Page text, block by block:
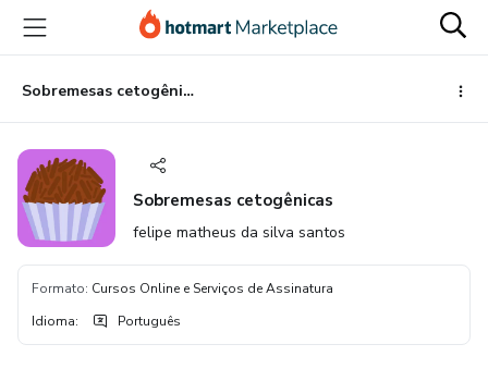
para
conteúdo
principal
para
pagamento
para
rodapé
Sobremesas cetogênicas
Sobremesas cetogênicas
felipe matheus da silva santos
Formato: Cursos Online e Serviços de Assinatura
Idioma: Português